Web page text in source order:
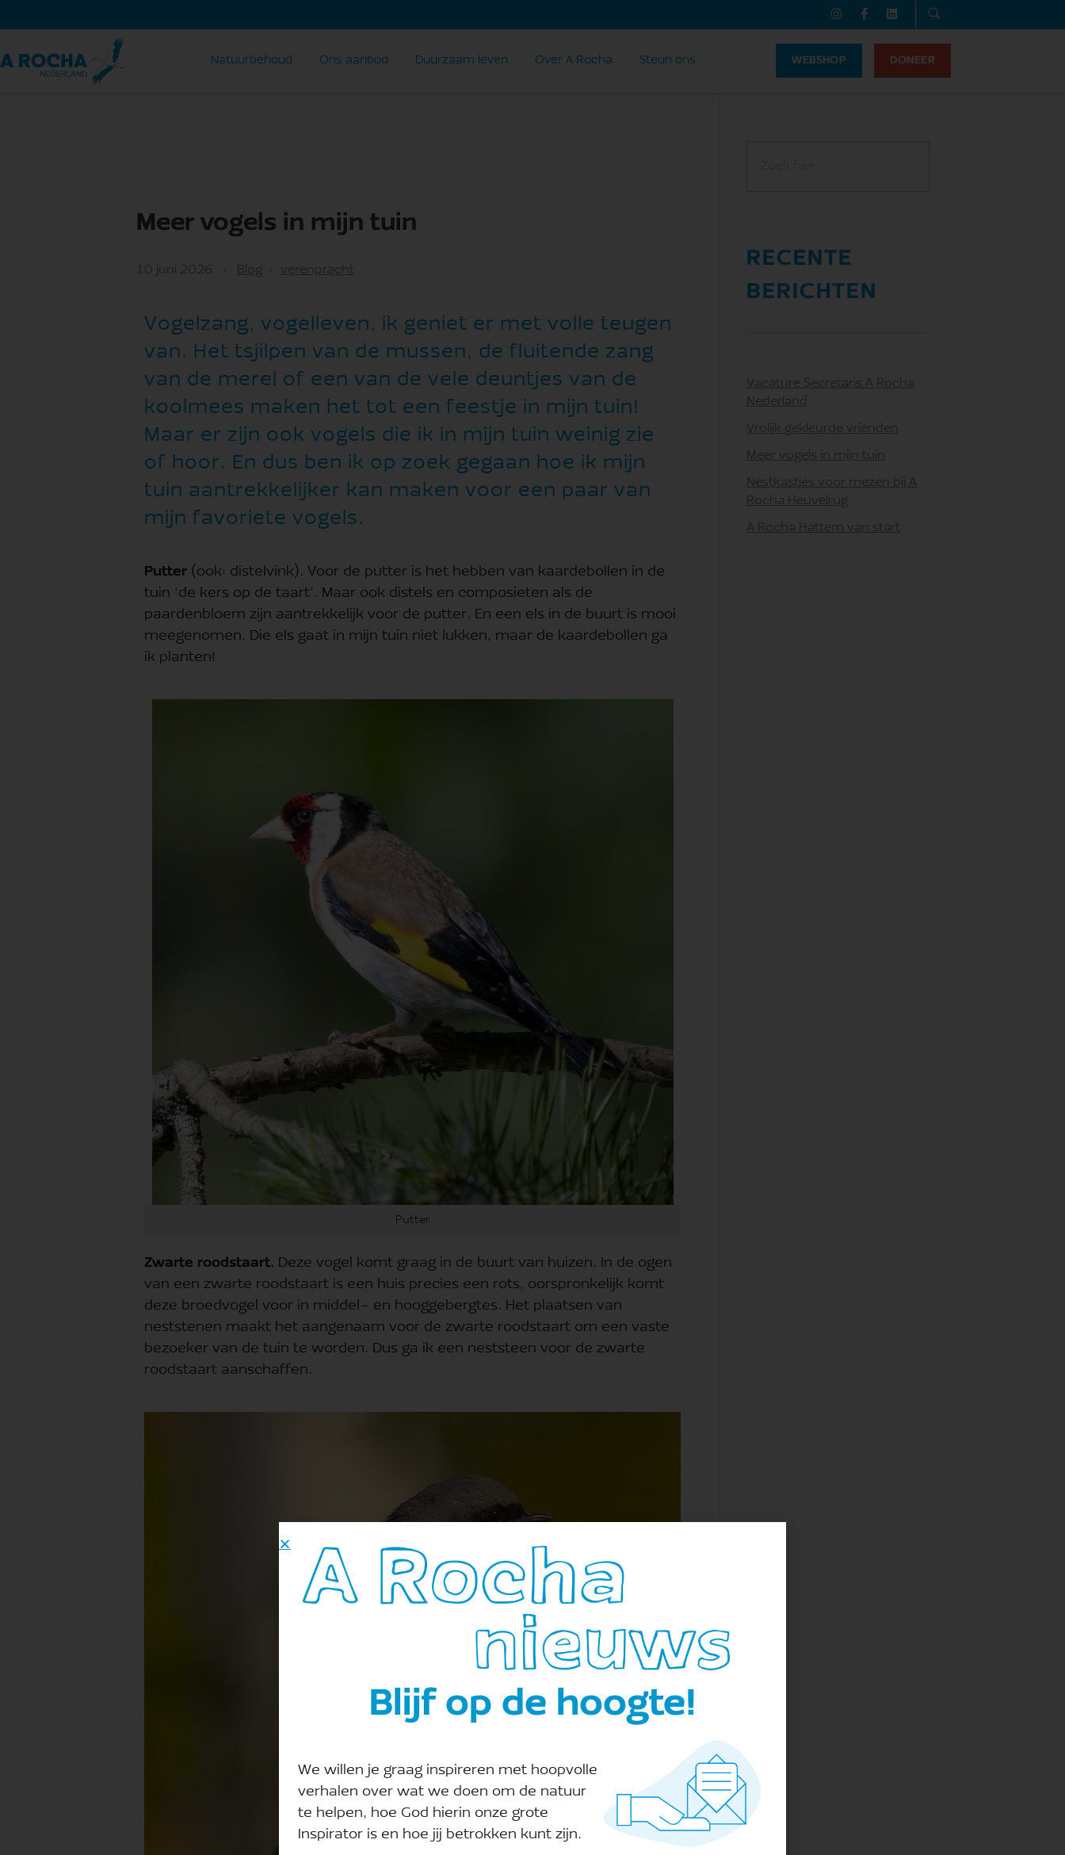
Natuurbehoud Ons aanbod Duurzaam leven Over A Rocha Steun ons WEBSHOP DONEER
Meer vogels in mijn tuin
10 juni 2026 Blog verenpracht
Vogelzang, vogelleven, ik geniet er met volle teugen
van. Het tsjilpen van de mussen, de fluitende zang
van de merel of een van de vele deuntjes van de
koolmees maken het tot een feestje in mijn tuin!
Maar er zijn ook vogels die ik in mijn tuin weinig zie
of hoor. En dus ben ik op zoek gegaan hoe ik mijn
tuin aantrekkelijker kan maken voor een paar van
mijn favoriete vogels.
Putter (ook: distelvink). Voor de putter is het hebben van kaardebollen in de
tuin ‘de kers op de taart’. Maar ook distels en composieten als de
paardenbloem zijn aantrekkelijk voor de putter. En een els in de buurt is mooi
meegenomen. Die els gaat in mijn tuin niet lukken, maar de kaardebollen ga
ik planten!
Putter
Zwarte roodstaart. Deze vogel komt graag in de buurt van huizen. In de ogen
van een zwarte roodstaart is een huis precies een rots, oorspronkelijk komt
deze broedvogel voor in middel- en hooggebergtes. Het plaatsen van
neststenen maakt het aangenaam voor de zwarte roodstaart om een vaste
bezoeker van de tuin te worden. Dus ga ik een neststeen voor de zwarte
roodstaart aanschaffen.
RECENTE
BERICHTEN
Vacature Secretaris A Rocha
Nederland
Vrolijk gekleurde vrienden
Meer vogels in mijn tuin
Nestkastjes voor mezen bij A
Rocha Heuvelrug
A Rocha Hattem van start
Blijf op de hoogte!
We willen je graag inspireren met hoopvolle
verhalen over wat we doen om de natuur
te helpen, hoe God hierin onze grote
Inspirator is en hoe jij betrokken kunt zijn.